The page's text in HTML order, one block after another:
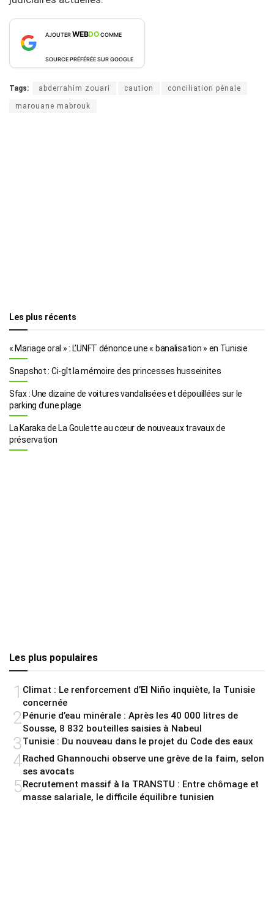
AJOUTERWEBDOCOMME
SOURCE PRÉFÉRÉE SUR GOOGLE
Tags: abderrahim zouari caution conciliation pénale
marouane mabrouk
Les plus récents
« Mariage oral » : L’UNFT dénonce une « banalisation » en Tunisie
Snapshot : Ci-gît la mémoire des princesses husseinites
Sfax : Une dizaine de voitures vandalisées et dépouillées sur le
parking d’une plage
La Karaka de La Goulette au cœur de nouveaux travaux de
préservation
Les plus populaires
1 Climat : Le renforcement d’El Niño inquiète, la Tunisie
concernée
2Pénurie d’eau minérale : Après les 40 000 litres de
Sousse, 8 832 bouteilles saisies à Nabeul
3Tunisie : Du nouveau dans le projet du Code des eaux
4Rached Ghannouchi observe une grève de la faim, selon
ses avocats
5Recrutement massif à la TRANSTU : Entre chômage et
masse salariale, le difficile équilibre tunisien